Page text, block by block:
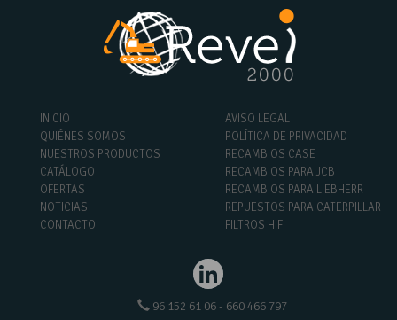
INICIO
QUIÉNES SOMOS
NUESTROS PRODUCTOS
CATÁLOGO
OFERTAS
NOTICIAS
CONTACTO
AVISO LEGAL
POLÍTICA DE PRIVACIDAD
RECAMBIOS CASE
RECAMBIOS PARA JCB
RECAMBIOS PARA LIEBHERR
REPUESTOS PARA CATERPILLAR
FILTROS HIFI
96 152 61 06 - 660 466 797